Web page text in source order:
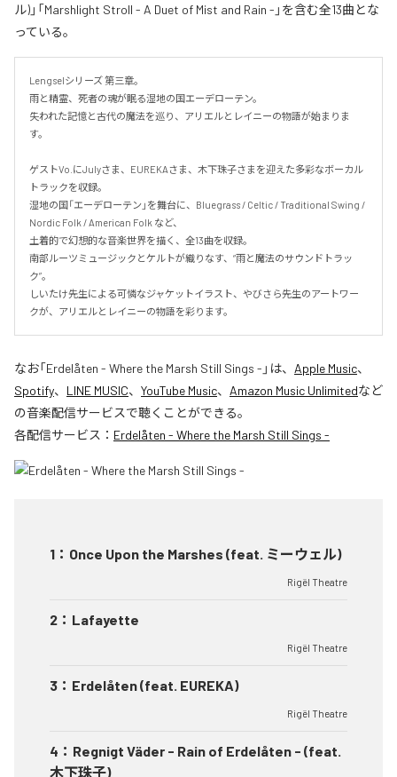
ル)」「Marshlight Stroll - A Duet of Mist and Rain -」を含む全13曲とな
っている。
Lengselシリーズ 第三章。
雨と精霊、死者の魂が眠る湿地の国エーデローテン。
失われた記憶と古代の魔法を巡り、アリエルとレイニーの物語が始まりま
す。
ゲストVo.にJulyさま、EUREKAさま、木下珠子さまを迎えた多彩なボーカル
トラックを収録。
湿地の国「エーデローテン」を舞台に、Bluegrass / Celtic / Traditional Swing /
Nordic Folk / American Folk など、
土着的で幻想的な音楽世界を描く、全13曲を収録。
南部ルーツミュージックとケルトが織りなす、“雨と魔法のサウンドトラッ
ク”。
しいたけ先生による可憐なジャケットイラスト、やびさら先生のアートワー
クが、アリエルとレイニーの物語を彩ります。
なお「Erdelåten - Where the Marsh Still Sings - 」は、 Apple Music、
Spotify、 LINE MUSIC、 YouTube Music、 Amazon Music Unlimitedなど
の音楽配信サービスで聴くことができる。
各配信サービス： Erdelåten - Where the Marsh Still Sings -
1 ： Once Upon the Marshes (feat. ミーウェル)
Rigël Theatre
2 ： Lafayette
Rigël Theatre
3 ： Erdelåten (feat. EUREKA)
Rigël Theatre
4 ： Regnigt Väder - Rain of Erdelåten - (feat.
木下珠子)